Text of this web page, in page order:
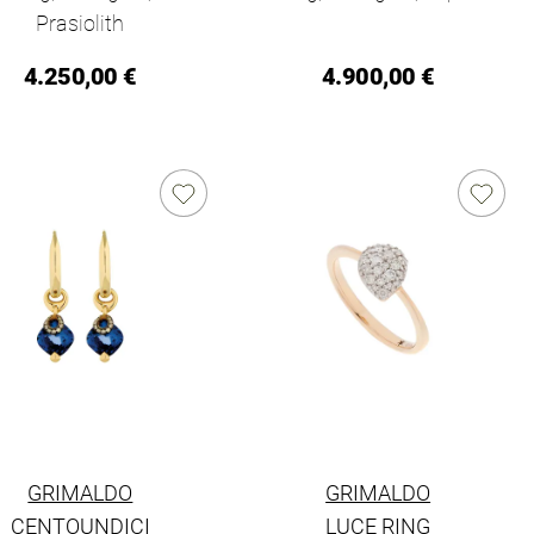
Prasiolith
4.250,00 € 4.900,00 €
GRIMALDO
CENTOUNDICI
GRIMALDO
LUCE RING